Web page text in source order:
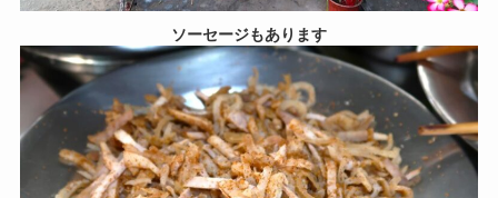
ソーセージもあります